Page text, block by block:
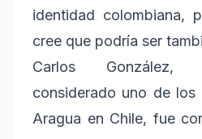
identidad colombiana,
cree que podría ser
Carlos González,
considerado uno de
Aragua en Chile, fue